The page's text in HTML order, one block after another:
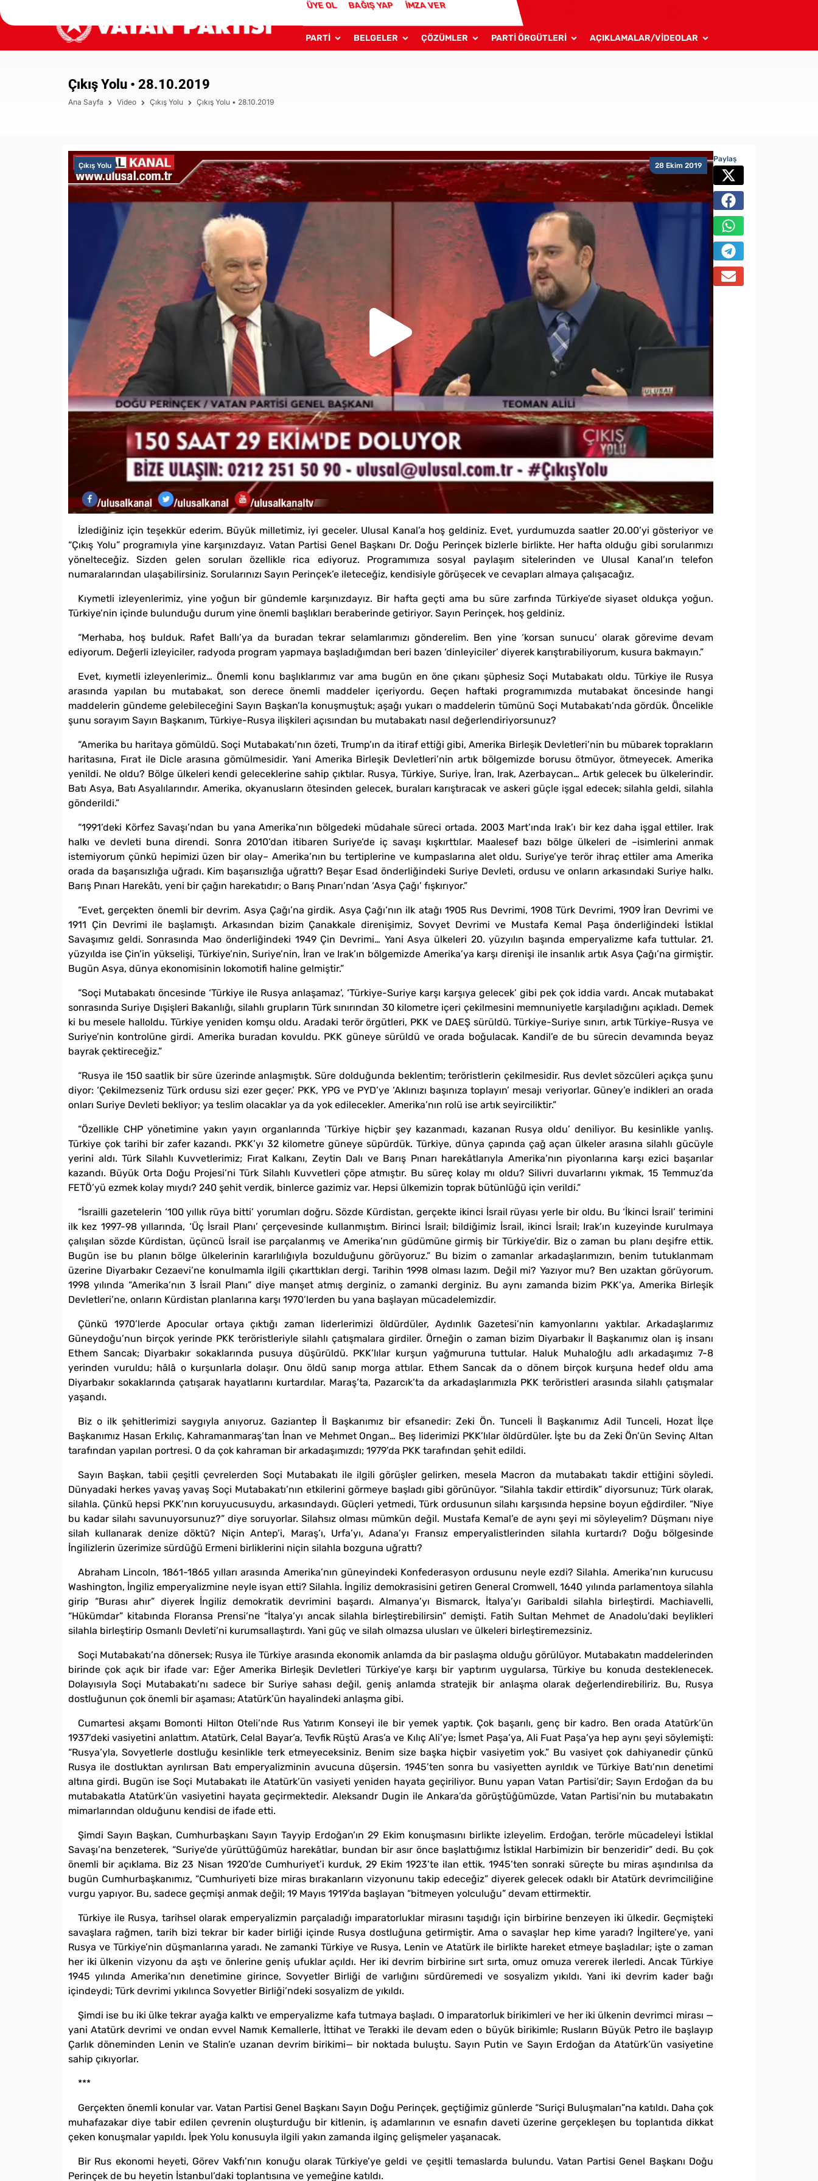
ÜYE OL BAĞIŞ YAP İMZA VER
PARTİ BELGELER ÇÖZÜMLER PARTİ ÖRGÜTLERİ AÇIKLAMALAR/VİDEOLAR
Çıkış Yolu • 28.10.2019
Ana Sayfa Video Çıkış Yolu Çıkış Yolu • 28.10.2019
28 Ekim 2019
Çıkış Yolu
İzlediğiniz için teşekkür ederim. Büyük milletimiz, iyi geceler. Ulusal Kanal’a hoş geldiniz. Evet, yurdumuzda saatler 20.00’yi gösteriyor ve
“Çıkış Yolu” programıyla yine karşınızdayız. Vatan Partisi Genel Başkanı Dr. Doğu Perinçek bizlerle birlikte. Her hafta olduğu gibi sorularımızı
yönelteceğiz. Sizden gelen soruları özellikle rica ediyoruz. Programımıza sosyal paylaşım sitelerinden ve Ulusal Kanal’ın telefon
numaralarından ulaşabilirsiniz. Sorularınızı Sayın Perinçek’e ileteceğiz, kendisiyle görüşecek ve cevapları almaya çalışacağız.
Kıymetli izleyenlerimiz, yine yoğun bir gündemle karşınızdayız. Bir hafta geçti ama bu süre zarfında Türkiye’de siyaset oldukça yoğun.
Türkiye’nin içinde bulunduğu durum yine önemli başlıkları beraberinde getiriyor. Sayın Perinçek, hoş geldiniz.
“Merhaba, hoş bulduk. Rafet Ballı’ya da buradan tekrar selamlarımızı gönderelim. Ben yine ‘korsan sunucu’ olarak görevime devam
ediyorum. Değerli izleyiciler, radyoda program yapmaya başladığımdan beri bazen ‘dinleyiciler’ diyerek karıştırabiliyorum, kusura bakmayın.”
Evet, kıymetli izleyenlerimiz… Önemli konu başlıklarımız var ama bugün en öne çıkanı şüphesiz Soçi Mutabakatı oldu. Türkiye ile Rusya
arasında yapılan bu mutabakat, son derece önemli maddeler içeriyordu. Geçen haftaki programımızda mutabakat öncesinde hangi
maddelerin gündeme gelebileceğini Sayın Başkan’la konuşmuştuk; aşağı yukarı o maddelerin tümünü Soçi Mutabakatı’nda gördük. Öncelikle
şunu sorayım Sayın Başkanım, Türkiye-Rusya ilişkileri açısından bu mutabakatı nasıl değerlendiriyorsunuz?
“Amerika bu haritaya gömüldü. Soçi Mutabakatı’nın özeti, Trump’ın da itiraf ettiği gibi, Amerika Birleşik Devletleri’nin bu mübarek toprakların
haritasına, Fırat ile Dicle arasına gömülmesidir. Yani Amerika Birleşik Devletleri’nin artık bölgemizde borusu ötmüyor, ötmeyecek. Amerika
yenildi. Ne oldu? Bölge ülkeleri kendi geleceklerine sahip çıktılar. Rusya, Türkiye, Suriye, İran, Irak, Azerbaycan… Artık gelecek bu ülkelerindir.
Batı Asya, Batı Asyalılarındır. Amerika, okyanusların ötesinden gelecek, buraları karıştıracak ve askeri güçle işgal edecek; silahla geldi, silahla
gönderildi.”
“1991’deki Körfez Savaşı’ndan bu yana Amerika’nın bölgedeki müdahale süreci ortada. 2003 Mart’ında Irak’ı bir kez daha işgal ettiler. Irak
halkı ve devleti buna direndi. Sonra 2010’dan itibaren Suriye’de iç savaşı kışkırttılar. Maalesef bazı bölge ülkeleri de –isimlerini anmak
istemiyorum çünkü hepimizi üzen bir olay– Amerika’nın bu tertiplerine ve kumpaslarına alet oldu. Suriye’ye terör ihraç ettiler ama Amerika
orada da başarısızlığa uğradı. Kim başarısızlığa uğrattı? Beşar Esad önderliğindeki Suriye Devleti, ordusu ve onların arkasındaki Suriye halkı.
Barış Pınarı Harekâtı, yeni bir çağın harekatıdır; o Barış Pınarı’ndan ‘Asya Çağı’ fışkırıyor.”
“Evet, gerçekten önemli bir devrim. Asya Çağı’na girdik. Asya Çağı’nın ilk atağı 1905 Rus Devrimi, 1908 Türk Devrimi, 1909 İran Devrimi ve
1911 Çin Devrimi ile başlamıştı. Arkasından bizim Çanakkale direnişimiz, Sovyet Devrimi ve Mustafa Kemal Paşa önderliğindeki İstiklal
Savaşımız geldi. Sonrasında Mao önderliğindeki 1949 Çin Devrimi… Yani Asya ülkeleri 20. yüzyılın başında emperyalizme kafa tuttular. 21.
yüzyılda ise Çin’in yükselişi, Türkiye’nin, Suriye’nin, İran ve Irak’ın bölgemizde Amerika’ya karşı direnişi ile insanlık artık Asya Çağı’na girmiştir.
Bugün Asya, dünya ekonomisinin lokomotifi haline gelmiştir.”
“Soçi Mutabakatı öncesinde ‘Türkiye ile Rusya anlaşamaz’, ‘Türkiye-Suriye karşı karşıya gelecek’ gibi pek çok iddia vardı. Ancak mutabakat
sonrasında Suriye Dışişleri Bakanlığı, silahlı grupların Türk sınırından 30 kilometre içeri çekilmesini memnuniyetle karşıladığını açıkladı. Demek
ki bu mesele halloldu. Türkiye yeniden komşu oldu. Aradaki terör örgütleri, PKK ve DAEŞ sürüldü. Türkiye-Suriye sınırı, artık Türkiye-Rusya ve
Suriye’nin kontrolüne girdi. Amerika buradan kovuldu. PKK güneye sürüldü ve orada boğulacak. Kandil’e de bu sürecin devamında beyaz
bayrak çektireceğiz.”
“Rusya ile 150 saatlik bir süre üzerinde anlaşmıştık. Süre dolduğunda beklentim; teröristlerin çekilmesidir. Rus devlet sözcüleri açıkça şunu
diyor: ‘Çekilmezseniz Türk ordusu sizi ezer geçer.’ PKK, YPG ve PYD’ye ‘Aklınızı başınıza toplayın’ mesajı veriyorlar. Güney’e indikleri an orada
onları Suriye Devleti bekliyor; ya teslim olacaklar ya da yok edilecekler. Amerika’nın rolü ise artık seyirciliktir.”
“Özellikle CHP yönetimine yakın yayın organlarında ‘Türkiye hiçbir şey kazanmadı, kazanan Rusya oldu’ deniliyor. Bu kesinlikle yanlış.
Türkiye çok tarihi bir zafer kazandı. PKK’yı 32 kilometre güneye süpürdük. Türkiye, dünya çapında çağ açan ülkeler arasına silahlı gücüyle
yerini aldı. Türk Silahlı Kuvvetlerimiz; Fırat Kalkanı, Zeytin Dalı ve Barış Pınarı harekâtlarıyla Amerika’nın piyonlarına karşı ezici başarılar
kazandı. Büyük Orta Doğu Projesi’ni Türk Silahlı Kuvvetleri çöpe atmıştır. Bu süreç kolay mı oldu? Silivri duvarlarını yıkmak, 15 Temmuz’da
FETÖ’yü ezmek kolay mıydı? 240 şehit verdik, binlerce gazimiz var. Hepsi ülkemizin toprak bütünlüğü için verildi.”
“İsrailli gazetelerin ‘100 yıllık rüya bitti’ yorumları doğru. Sözde Kürdistan, gerçekte ikinci İsrail rüyası yerle bir oldu. Bu ‘İkinci İsrail’ terimini
ilk kez 1997-98 yıllarında, ‘Üç İsrail Planı’ çerçevesinde kullanmıştım. Birinci İsrail; bildiğimiz İsrail, ikinci İsrail; Irak’ın kuzeyinde kurulmaya
çalışılan sözde Kürdistan, üçüncü İsrail ise parçalanmış ve Amerika’nın güdümüne girmiş bir Türkiye’dir. Biz o zaman bu planı deşifre ettik.
Bugün ise bu planın bölge ülkelerinin kararlılığıyla bozulduğunu görüyoruz.” Bu bizim o zamanlar arkadaşlarımızın, benim tutuklanmam
üzerine Diyarbakır Cezaevi’ne konulmamla ilgili çıkarttıkları dergi. Tarihin 1998 olması lazım. Değil mi? Yazıyor mu? Ben uzaktan görüyorum.
1998 yılında “Amerika’nın 3 İsrail Planı” diye manşet atmış derginiz, o zamanki derginiz. Bu aynı zamanda bizim PKK’ya, Amerika Birleşik
Devletleri’ne, onların Kürdistan planlarına karşı 1970’lerden bu yana başlayan mücadelemizdir.
Çünkü 1970’lerde Apocular ortaya çıktığı zaman liderlerimizi öldürdüler, Aydınlık Gazetesi’nin kamyonlarını yaktılar. Arkadaşlarımız
Güneydoğu’nun birçok yerinde PKK teröristleriyle silahlı çatışmalara girdiler. Örneğin o zaman bizim Diyarbakır İl Başkanımız olan iş insanı
Ethem Sancak; Diyarbakır sokaklarında pusuya düşürüldü. PKK’lılar kurşun yağmuruna tuttular. Haluk Muhaloğlu adlı arkadaşımız 7-8
yerinden vuruldu; hâlâ o kurşunlarla dolaşır. Onu öldü sanıp morga attılar. Ethem Sancak da o dönem birçok kurşuna hedef oldu ama
Diyarbakır sokaklarında çatışarak hayatlarını kurtardılar. Maraş’ta, Pazarcık’ta da arkadaşlarımızla PKK teröristleri arasında silahlı çatışmalar
yaşandı.
Biz o ilk şehitlerimizi saygıyla anıyoruz. Gaziantep İl Başkanımız bir efsanedir: Zeki Ön. Tunceli İl Başkanımız Adil Tunceli, Hozat İlçe
Başkanımız Hasan Erkılıç, Kahramanmaraş’tan İnan ve Mehmet Ongan… Beş liderimizi PKK’lılar öldürdüler. İşte bu da Zeki Ön’ün Sevinç Altan
tarafından yapılan portresi. O da çok kahraman bir arkadaşımızdı; 1979’da PKK tarafından şehit edildi.
Sayın Başkan, tabii çeşitli çevrelerden Soçi Mutabakatı ile ilgili görüşler gelirken, mesela Macron da mutabakatı takdir ettiğini söyledi.
Dünyadaki herkes yavaş yavaş Soçi Mutabakatı’nın etkilerini görmeye başladı gibi görünüyor. “Silahla takdir ettirdik” diyorsunuz; Türk olarak,
silahla. Çünkü hepsi PKK’nın koruyucusuydu, arkasındaydı. Güçleri yetmedi, Türk ordusunun silahı karşısında hepsine boyun eğdirdiler. “Niye
bu kadar silahı savunuyorsunuz?” diye soruyorlar. Silahsız olması mümkün değil. Mustafa Kemal’e de aynı şeyi mi söyleyelim? Düşmanı niye
silah kullanarak denize döktü? Niçin Antep’i, Maraş’ı, Urfa’yı, Adana’yı Fransız emperyalistlerinden silahla kurtardı? Doğu bölgesinde
İngilizlerin üzerimize sürdüğü Ermeni birliklerini niçin silahla bozguna uğrattı?
Abraham Lincoln, 1861-1865 yılları arasında Amerika’nın güneyindeki Konfederasyon ordusunu neyle ezdi? Silahla. Amerika’nın kurucusu
Washington, İngiliz emperyalizmine neyle isyan etti? Silahla. İngiliz demokrasisini getiren General Cromwell, 1640 yılında parlamentoya silahla
girip “Burası ahır” diyerek İngiliz demokratik devrimini başardı. Almanya’yı Bismarck, İtalya’yı Garibaldi silahla birleştirdi. Machiavelli,
“Hükümdar” kitabında Floransa Prensi’ne “İtalya’yı ancak silahla birleştirebilirsin” demişti. Fatih Sultan Mehmet de Anadolu’daki beylikleri
silahla birleştirip Osmanlı Devleti’ni kurumsallaştırdı. Yani güç ve silah olmazsa ulusları ve ülkeleri birleştiremezsiniz.
Soçi Mutabakatı’na dönersek; Rusya ile Türkiye arasında ekonomik anlamda da bir paslaşma olduğu görülüyor. Mutabakatın maddelerinden
birinde çok açık bir ifade var: Eğer Amerika Birleşik Devletleri Türkiye’ye karşı bir yaptırım uygularsa, Türkiye bu konuda desteklenecek.
Dolayısıyla Soçi Mutabakatı’nı sadece bir Suriye sahası değil, geniş anlamda stratejik bir anlaşma olarak değerlendirebiliriz. Bu, Rusya
dostluğunun çok önemli bir aşaması; Atatürk’ün hayalindeki anlaşma gibi.
Cumartesi akşamı Bomonti Hilton Oteli’nde Rus Yatırım Konseyi ile bir yemek yaptık. Çok başarılı, genç bir kadro. Ben orada Atatürk’ün
1937’deki vasiyetini anlattım. Atatürk, Celal Bayar’a, Tevfik Rüştü Aras’a ve Kılıç Ali’ye; İsmet Paşa’ya, Ali Fuat Paşa’ya hep aynı şeyi söylemişti:
“Rusya’yla, Sovyetlerle dostluğu kesinlikle terk etmeyeceksiniz. Benim size başka hiçbir vasiyetim yok.” Bu vasiyet çok dahiyanedir çünkü
Rusya ile dostluktan ayrılırsan Batı emperyalizminin avucuna düşersin. 1945’ten sonra bu vasiyetten ayrıldık ve Türkiye Batı’nın denetimi
altına girdi. Bugün ise Soçi Mutabakatı ile Atatürk’ün vasiyeti yeniden hayata geçiriliyor. Bunu yapan Vatan Partisi’dir; Sayın Erdoğan da bu
mutabakatla Atatürk’ün vasiyetini hayata geçirmektedir. Aleksandr Dugin ile Ankara’da görüştüğümüzde, Vatan Partisi’nin bu mutabakatın
mimarlarından olduğunu kendisi de ifade etti.
Şimdi Sayın Başkan, Cumhurbaşkanı Sayın Tayyip Erdoğan’ın 29 Ekim konuşmasını birlikte izleyelim. Erdoğan, terörle mücadeleyi İstiklal
Savaşı’na benzeterek, “Suriye’de yürüttüğümüz harekâtlar, bundan bir asır önce başlattığımız İstiklal Harbimizin bir benzeridir” dedi. Bu çok
önemli bir açıklama. Biz 23 Nisan 1920’de Cumhuriyet’i kurduk, 29 Ekim 1923’te ilan ettik. 1945’ten sonraki süreçte bu miras aşındırılsa da
bugün Cumhurbaşkanımız, “Cumhuriyeti bize miras bırakanların vizyonunu takip edeceğiz” diyerek gelecek odaklı bir Atatürk devrimciliğine
vurgu yapıyor. Bu, sadece geçmişi anmak değil; 19 Mayıs 1919’da başlayan “bitmeyen yolculuğu” devam ettirmektir.
Türkiye ile Rusya, tarihsel olarak emperyalizmin parçaladığı imparatorluklar mirasını taşıdığı için birbirine benzeyen iki ülkedir. Geçmişteki
savaşlara rağmen, tarih bizi tekrar bir kader birliği içinde Rusya dostluğuna getirmiştir. Ama o savaşlar hep kime yaradı? İngiltere’ye, yani
Rusya ve Türkiye’nin düşmanlarına yaradı. Ne zamanki Türkiye ve Rusya, Lenin ve Atatürk ile birlikte hareket etmeye başladılar; işte o zaman
her iki ülkenin vizyonu da aştı ve önlerine geniş ufuklar açıldı. Her iki devrim birbirine sırt sırta, omuz omuza vererek ilerledi. Ancak Türkiye
1945 yılında Amerika’nın denetimine girince, Sovyetler Birliği de varlığını sürdüremedi ve sosyalizm yıkıldı. Yani iki devrim kader bağı
içindeydi; Türk devrimi yıkılınca Sovyetler Birliği’ndeki sosyalizm de yıkıldı.
Şimdi ise bu iki ülke tekrar ayağa kalktı ve emperyalizme kafa tutmaya başladı. O imparatorluk birikimleri ve her iki ülkenin devrimci mirası —
yani Atatürk devrimi ve ondan evvel Namık Kemallerle, İttihat ve Terakki ile devam eden o büyük birikimle; Rusların Büyük Petro ile başlayıp
Çarlık döneminden Lenin ve Stalin’e uzanan devrim birikimi— bir noktada buluştu. Sayın Putin ve Sayın Erdoğan da Atatürk’ün vasiyetine
sahip çıkıyorlar.
***
Gerçekten önemli konular var. Vatan Partisi Genel Başkanı Sayın Doğu Perinçek, geçtiğimiz günlerde “Suriçi Buluşmaları”na katıldı. Daha çok
muhafazakar diye tabir edilen çevrenin oluşturduğu bir kitlenin, iş adamlarının ve esnafın daveti üzerine gerçekleşen bu toplantıda dikkat
çeken konuşmalar yapıldı. İpek Yolu konusuyla ilgili yakın zamanda ilginç gelişmeler yaşanacak.
Bir Rus ekonomi heyeti, Görev Vakfı’nın konuğu olarak Türkiye’ye geldi ve çeşitli temaslarda bulundu. Vatan Partisi Genel Başkanı Doğu
Perinçek de bu heyetin İstanbul’daki toplantısına ve yemeğine katıldı.
Paylaş